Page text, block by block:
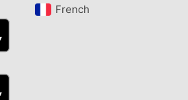
French‎